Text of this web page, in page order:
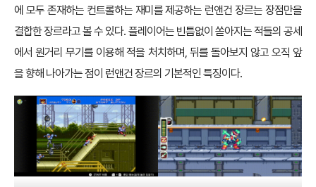
에 모두 존재하는 컨트롤하는 재미를 제공하는 런앤건 장르는 장점만을
결합한 장르라고 볼 수 있다. 플레이어는 빈틈없이 쏟아지는 적들의 공세
에서 원거리 무기를 이용해 적을 처치하며, 뒤를 돌아보지 않고 오직 앞
을 향해 나아가는 점이 런앤건 장르의 기본적인 특징이다.